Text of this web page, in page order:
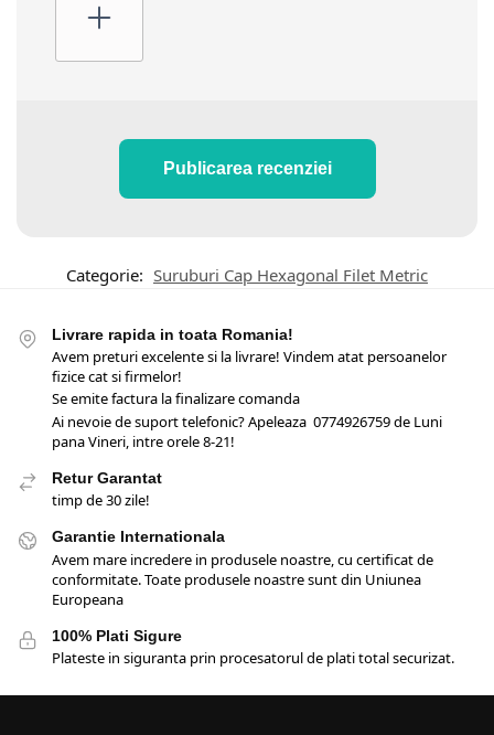
Publicarea recenziei
Categorie: Suruburi Cap Hexagonal Filet Metric
Livrare rapida in toata Romania!
Avem preturi excelente si la livrare! Vindem atat persoanelor
fizice cat si firmelor!
Se emite factura la finalizare comanda
Ai nevoie de suport telefonic? Apeleaza 0774926759 de Luni
pana Vineri, intre orele 8-21!
Retur Garantat
timp de 30 zile!
Garantie Internationala
Avem mare incredere in produsele noastre, cu certificat de
conformitate. Toate produsele noastre sunt din Uniunea
Europeana
100% Plati Sigure
Plateste in siguranta prin procesatorul de plati total securizat.